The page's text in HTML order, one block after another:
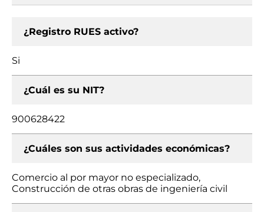
¿Registro RUES activo?
Si
¿Cuál es su NIT?
900628422
¿Cuáles son sus actividades económicas?
Comercio al por mayor no especializado,
Construcción de otras obras de ingeniería civil